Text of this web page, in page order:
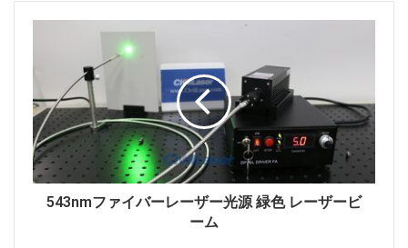
熱量測定の原理に基づいて、優れた光学的均一性、レー
ザーの偏光状態や入射角などの影響を非常に受けにくい
という利点があるだけでなく、レーザー損傷に対して比
較的高い耐性があります。
543nmファイバーレーザー光源 緑色 レーザービ
ーム